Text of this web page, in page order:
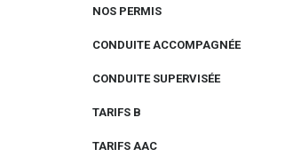
NOS PERMIS
CONDUITE ACCOMPAGNÉE
CONDUITE SUPERVISÉE
TARIFS B
TARIFS AAC